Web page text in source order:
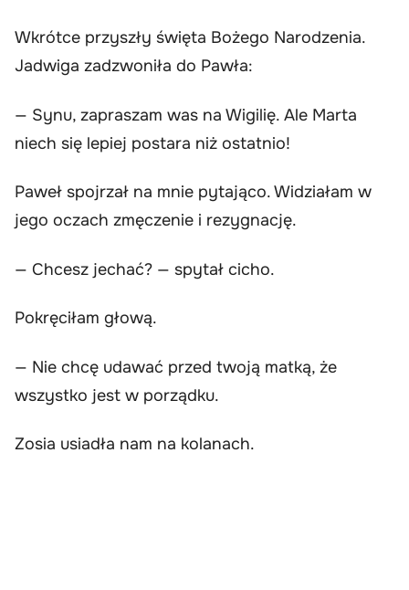
Wkrótce przyszły święta Bożego Narodzenia.
Jadwiga zadzwoniła do Pawła:
— Synu, zapraszam was na Wigilię. Ale Marta
niech się lepiej postara niż ostatnio!
Paweł spojrzał na mnie pytająco. Widziałam w
jego oczach zmęczenie i rezygnację.
— Chcesz jechać? — spytał cicho.
Pokręciłam głową.
— Nie chcę udawać przed twoją matką, że
wszystko jest w porządku.
Zosia usiadła nam na kolanach.